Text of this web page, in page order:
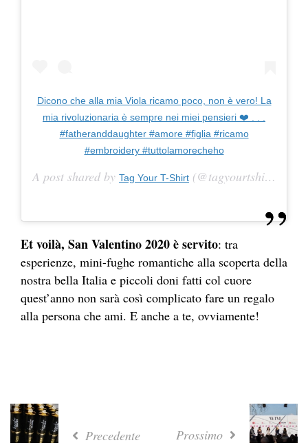
Dicono che alla mia Viola ricamo poco, non è vero! La
mia rivoluzionaria è sempre nei miei pensieri ❤️ . . .
#fatheranddaughter #amore #figlia #ricamo
#embroidery #tuttolamorecheho
A post shared by Tag Your T-Shirt (@tagyourtshirt) on
Et voilà, San Valentino 2020 è servito: tra
esperienze, mini-fughe romantiche alla scoperta della
nostra bella Italia e piccoli doni fatti col cuore
quest’anno non sarà così complicato fare un regalo
alla persona che ami. E anche a te, ovviamente!
Precedente Prossimo